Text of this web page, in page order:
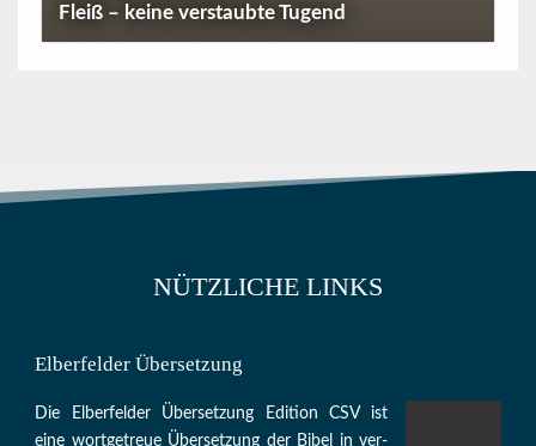
Fleiß – keine verstaubte Tugend
NÜTZLICHE LINKS
Elberfelder Übersetzung
Die Elber­fel­der Über­set­zung Edi­tion CSV ist
eine wort­ge­treue Über­set­zung der Bi­bel in ver­